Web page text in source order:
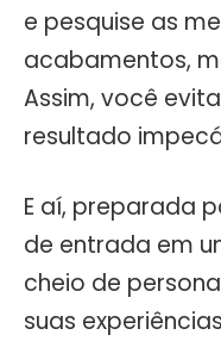
e pesquise as
acabamentos,
Assim, você
resultado
E aí, preparada
de entrada em
cheio de
suas